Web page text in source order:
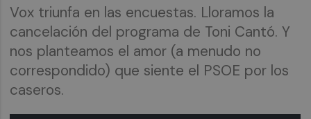
Vox triunfa en las encuestas. Lloramos la
cancelación del programa de Toni Cantó. Y
nos planteamos el amor (a menudo no
correspondido) que siente el PSOE por los
caseros.